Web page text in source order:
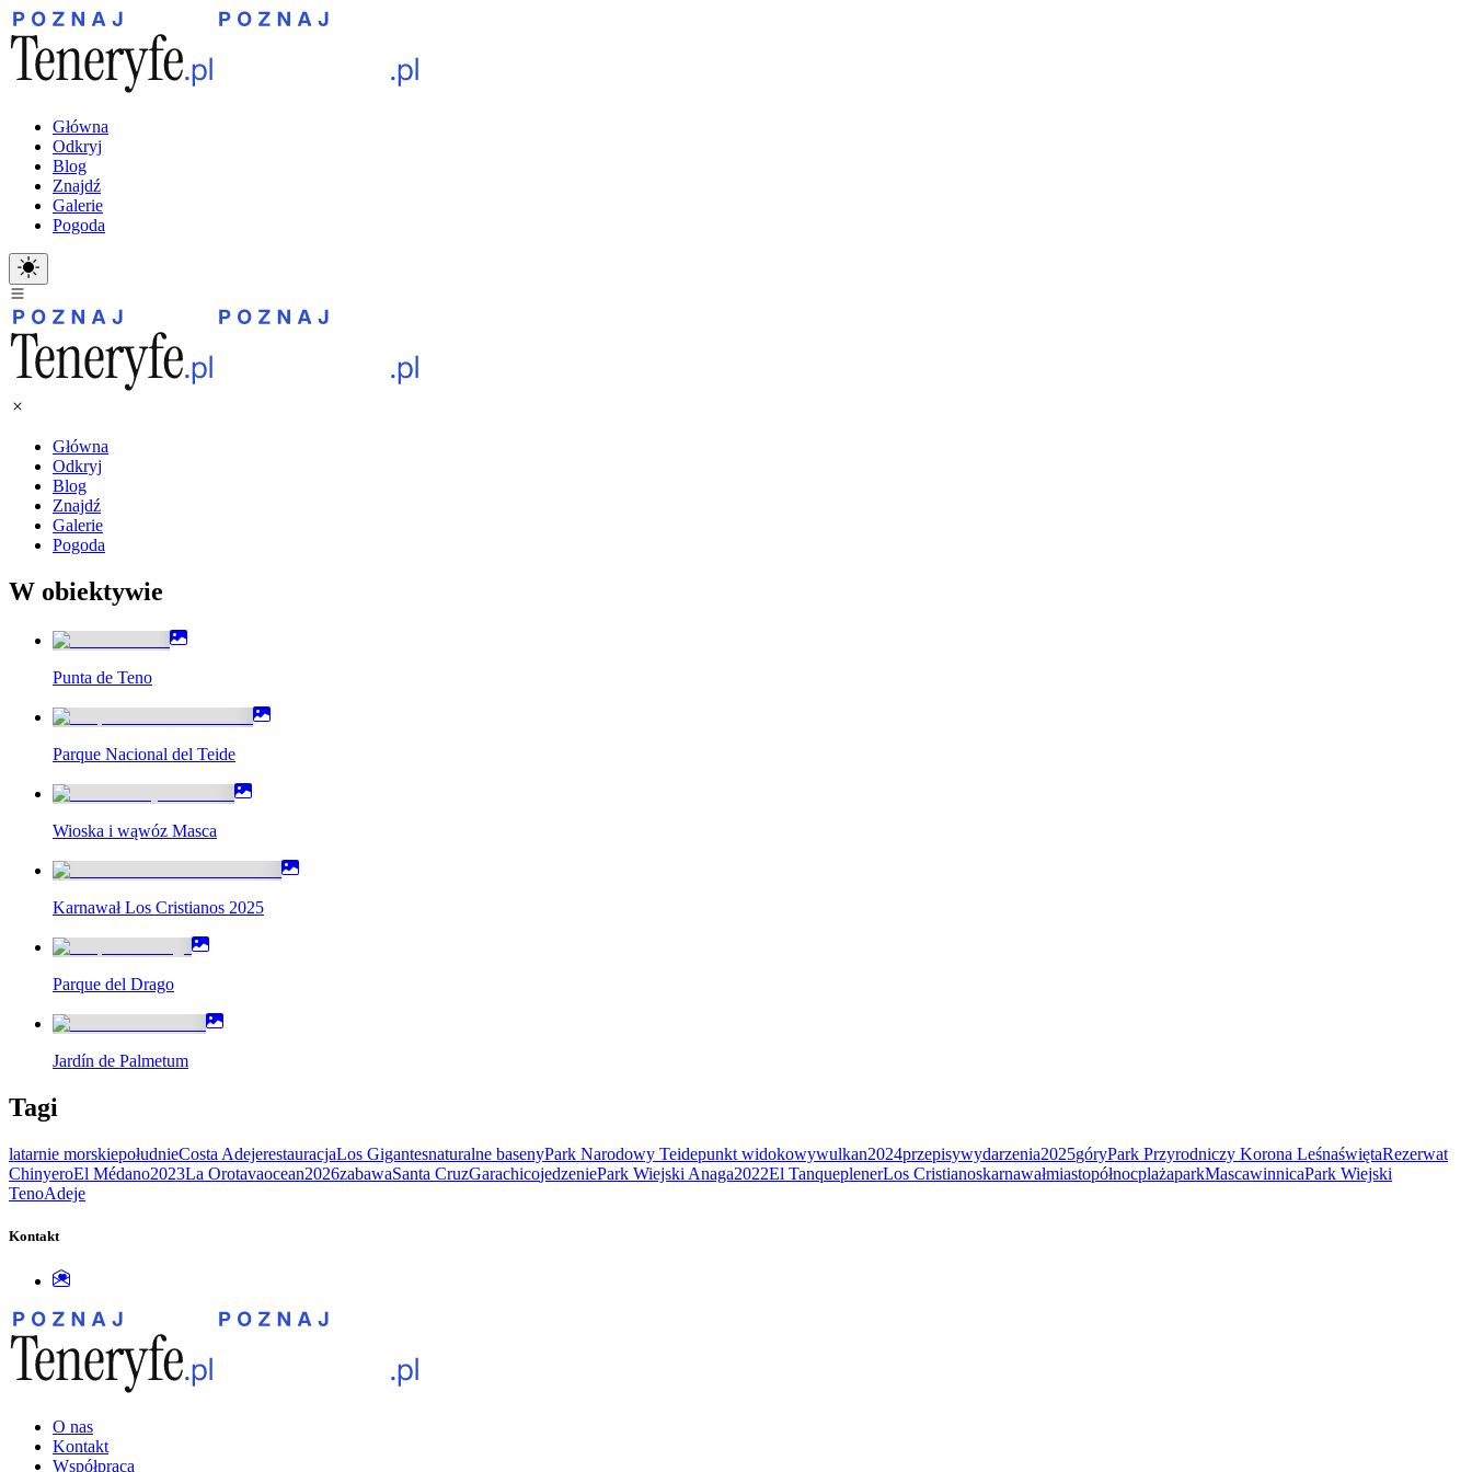
Główna
Odkryj
Blog
Znajdź
Galerie
Pogoda
Główna
Odkryj
Blog
Znajdź
Galerie
Pogoda
W obiektywie
Punta de Teno
Parque Nacional del Teide
Wioska i wąwóz Masca
Karnawał Los Cristianos 2025
Parque del Drago
Jardín de Palmetum
Tagi
latarnie morskiepołudnieCosta AdejerestauracjaLos Gigantesnaturalne basenyPark Narodowy Teidepunkt widokowywulkan2024przepisywydarzenia2025góryPark Przyrodniczy Korona LeśnaświętaRezerwat
ChinyeroEl Médano2023La Orotavaocean2026zabawaSanta CruzGarachicojedzeniePark Wiejski Anaga2022El TanqueplenerLos CristianoskarnawałmiastopółnocplażaparkMascawinnicaPark Wiejski
TenoAdeje
Kontakt
O nas
Kontakt
Współpraca